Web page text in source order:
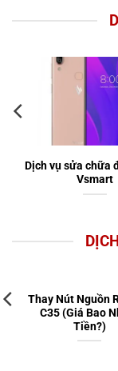
Dịch vụ sửa chữa
Vsmart
Thay Nút Nguồn
C35 (Giá Bao
Tiền?)